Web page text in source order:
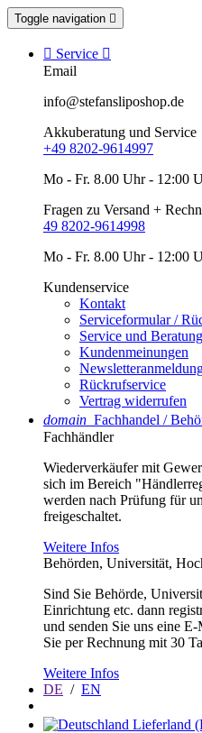
Toggle navigation 
 Service 
Email
info@stefansliposhop.de
Akkuberatung und Service
+49 8202-9614997
Mo - Fr. 8.00 Uhr - 12:00
Fragen zu Versand +
49 8202-9614998
Mo - Fr. 8.00 Uhr - 12:00
Kundenservice
Kontakt
Serviceformular /
Service und Beratung
Kundenmeinungen
Rückrufservice
Vertrag widerrufen
domain Fachhandel /
Fachhändler
Wiederverkäufer mit
sich im Bereich
werden nach Prüfung für
freigeschaltet.
Weitere Infos
Behörden, Universität,
Sind Sie Behörde,
Einrichtung etc. dann
und senden Sie uns eine
Sie per Rechnung mit 30
Weitere Infos
DE / EN
Lieferland